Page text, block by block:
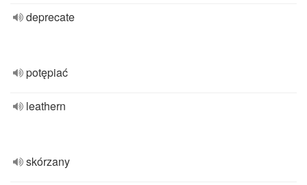
deprecate
potępiać
leathern
skórzany